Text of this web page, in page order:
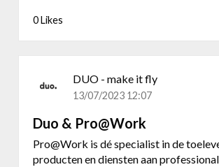
0 Likes
DUO - make it fly
13/07/2023 12:07
Duo & Pro@Work
Pro@Work is dé specialist in de
producten en diensten aan